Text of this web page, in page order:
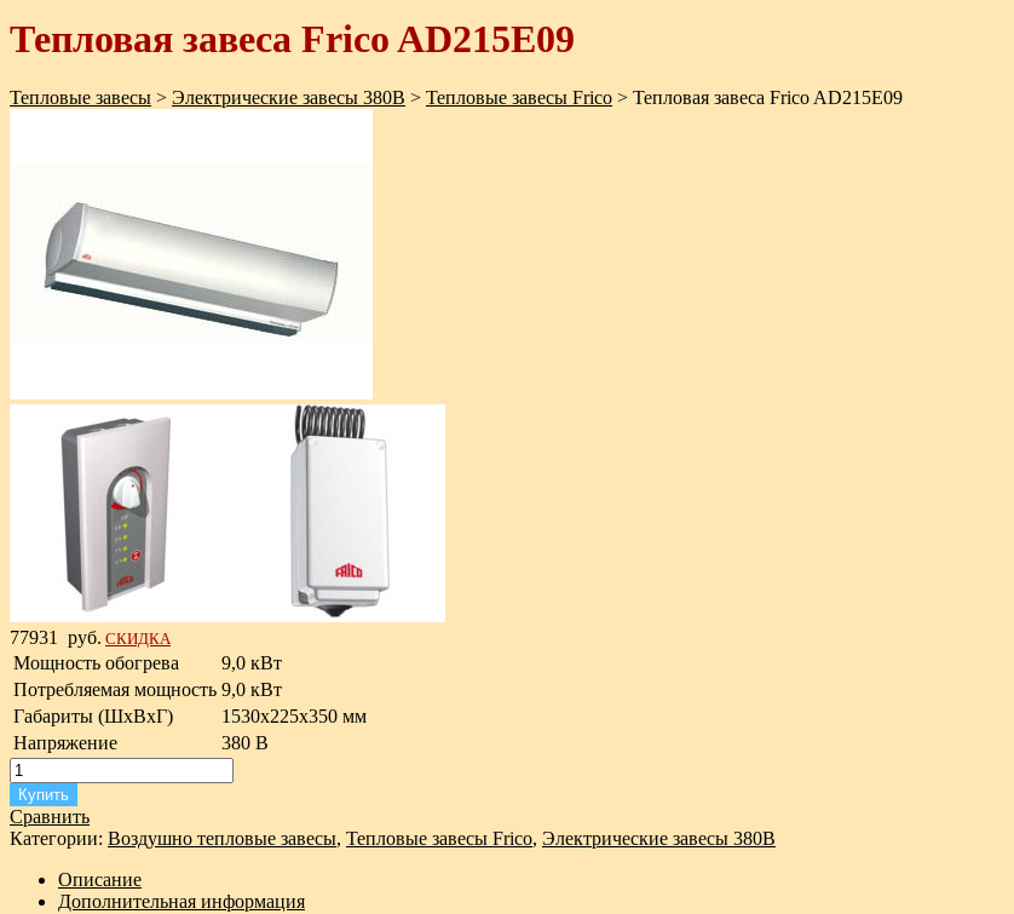
Тепловая завеса Frico AD215E09
Тепловые завесы > Электрические завесы 380В > Тепловые завесы Frico > Тепловая завеса Frico AD215E09
77931 руб. СКИДКА
Мощность обогрева
9,0 кВт
Потребляемая мощность 9,0 кВт
Габариты (ШxВxГ)
1530x225x350 мм
Напряжение
380 В
Купить
Сравнить
Категории: Воздушно тепловые завесы, Тепловые завесы Frico, Электрические завесы 380В
Описание
Дополнительная информация